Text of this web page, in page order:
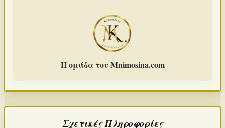
Η ομάδα του Mnimosina.com
Σχετικές Πληροφορίες